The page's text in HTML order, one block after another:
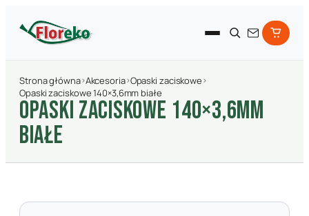
Strona główna›Akcesoria›Opaski zaciskowe›
Opaski zaciskowe 140×3,6mm białe
OPASKI ZACISKOWE 140×3,6MM
BIAłE